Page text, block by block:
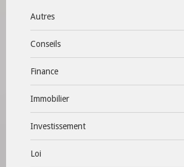
Autres
Conseils
Finance
Immobilier
Investissement
Loi